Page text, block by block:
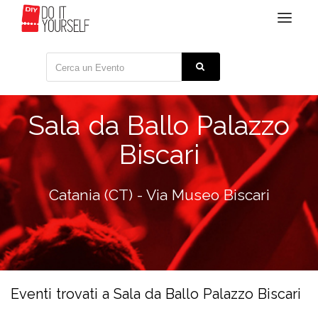
Toggle
Sala da Ballo Palazzo
Biscari
Catania (CT) - Via Museo Biscari
Eventi trovati a Sala da Ballo Palazzo Biscari